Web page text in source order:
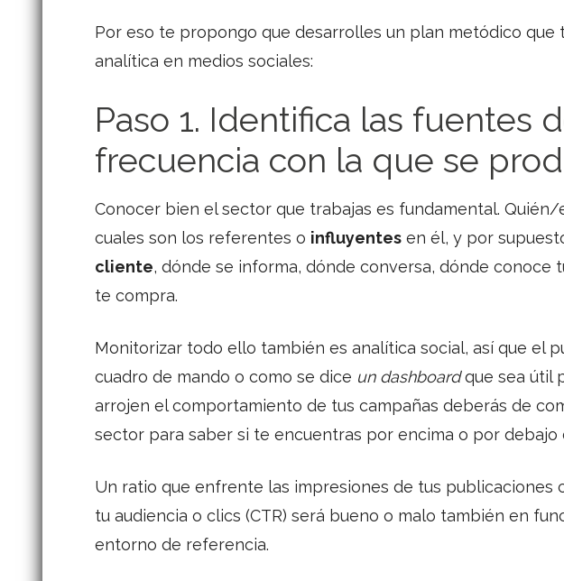
Por eso te propongo que desarrolles un plan metódico que
analítica en medios sociales:
Paso 1. Identifica las fuentes
frecuencia con la que se
Conocer bien el sector que trabajas es fundamental. Quién/
cuales son los referentes o influyentesen él, y por
cliente, dónde se informa, dónde conversa, dónde conoce
te compra.
Monitorizar todo ello también es analítica social, así que el
cuadro de mando o como se dice un dashboardque sea útil
arrojen el comportamiento de tus campañas deberás de
sector para saber si te encuentras por encima o por debajo
Un ratio que enfrente las impresiones de tus publicaciones
tu audiencia o clics (CTR) será bueno o malo también en
entorno de referencia.